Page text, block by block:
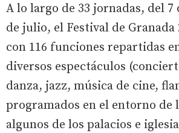
A lo largo de 33 jornadas, del 7
de julio, el Festival de Granada
con 116 funciones repartidas
diversos espectáculos
danza, jazz, música de cine,
programados en el entorno de
algunos de los palacios e